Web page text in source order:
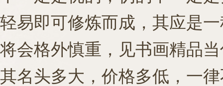
轻易即可修炼而成，其应是
将会格外慎重，见书画精品
其名头多大，价格多低，一